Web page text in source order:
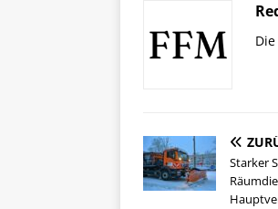
Starker